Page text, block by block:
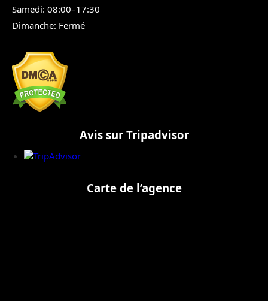
Samedi: 08:00–17:30
Dimanche: Fermé
Avis sur Tripadvisor
Carte de l’agence